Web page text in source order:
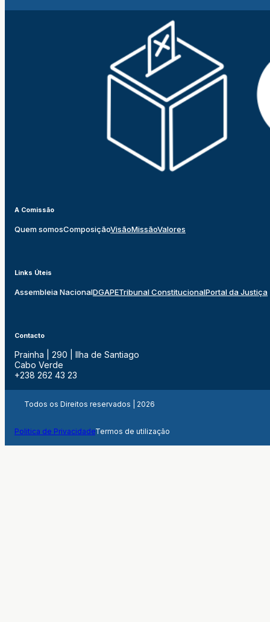
A Comissão
Quem somosComposiçãoVisãoMissãoValores
Links Úteis
Assembleia NacionalDGAPETribunal ConstitucionalPortal da Justiça
Contacto
Prainha | 290 | Ilha de Santiago
Cabo Verde
+238 262 43 23
Todos os Direitos reservados | 2026
Politica de PrivacidadeTermos de utilização